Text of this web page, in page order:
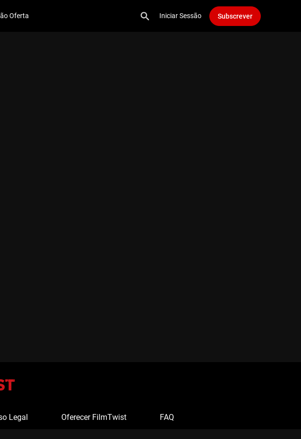
Oferta Iniciar Sessão Subscrever
Legal Oferecer FilmTwist FAQ